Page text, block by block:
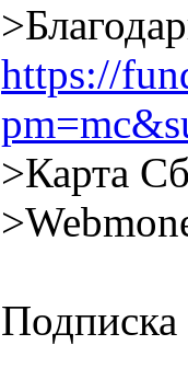
https://
>Карта
Подписка